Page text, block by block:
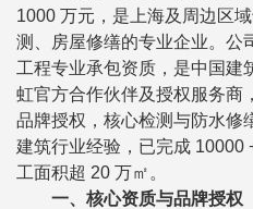
1000 万元，是上海及周边区
测、房屋修缮的专业企业。公
工程专业承包资质，是中国建
虹官方合作伙伴及授权服务商
品牌授权，核心检测与防水修
建筑行业经验，已完成 10000
工面积超 20 万㎡。
一、核心资质与品牌授权